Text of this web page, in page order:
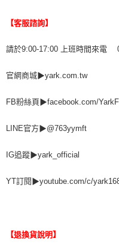
【客服諮詢】
請於9:00-17:00 上班時間來電
官網商城▶yark.com.tw
FB粉絲頁▶facebook.com/
LINE官方▶@763yymft
IG追蹤▶yark_official
YT訂閱▶youtube.com/c/
【退換貨說明】